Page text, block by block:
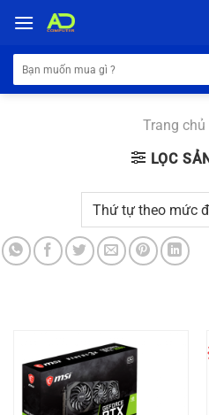
đến
nội
dung
Tìm
kiếm:
Trang chủ
LỌC